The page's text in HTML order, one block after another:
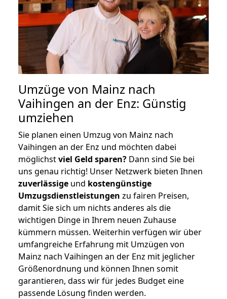
Umzüge von Mainz nach
Vaihingen an der Enz: Günstig
umziehen
Sie planen einen Umzug von Mainz nach
Vaihingen an der Enz und möchten dabei
möglichstviel Geld sparen? Dann sind Sie bei
uns genau richtig! Unser Netzwerk bieten Ihnen
zuverlässige und kostengünstige
Umzugsdienstleistungen zu fairen Preisen,
damit Sie sich um nichts anderes als die
wichtigen Dinge in Ihrem neuen Zuhause
kümmern müssen. Weiterhin verfügen wir über
umfangreiche Erfahrung mit Umzügen von
Mainz nach Vaihingen an der Enz mit jeglicher
Größenordnung und können Ihnen somit
garantieren, dass wir für jedes Budget eine
passende Lösung finden werden.